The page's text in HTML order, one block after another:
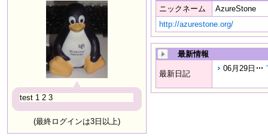
test 1 2 3
(最終ログインは3日以上)
ニックネーム
AzureStone
http://azurestone.org/
最新情報
最新日記
06月29日